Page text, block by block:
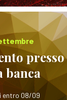
banca
entro 08/09